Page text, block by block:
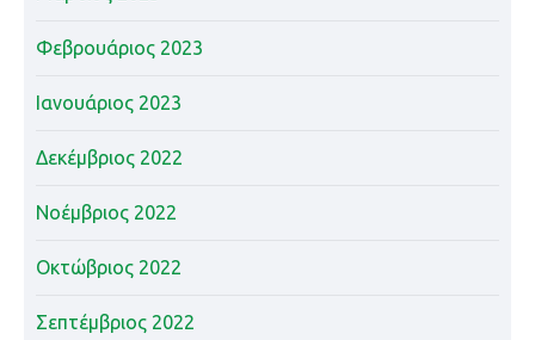
Φεβρουάριος 2023
Ιανουάριος 2023
Δεκέμβριος 2022
Νοέμβριος 2022
Οκτώβριος 2022
Σεπτέμβριος 2022